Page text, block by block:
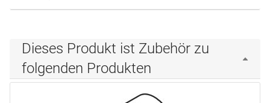
Dieses Produkt ist Zubehör zu
folgenden Produkten